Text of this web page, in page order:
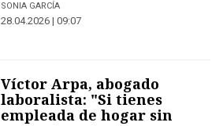
SONIA GARCÍA
28.04.2026 | 09:07
Víctor Arpa, abogado
laboralista: "Si tienes
empleada de hogar sin